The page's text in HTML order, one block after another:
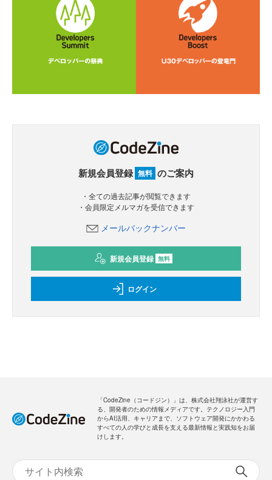
新規会員登録 無料 のご案内
・全ての過去記事が閲覧できます
・会員限定メルマガを受信できます
メールバックナンバー
新規会員登録 無料
ログイン
「CodeZine（コードジン）」は、株式会社翔泳社が運営す
る、開発者のための情報メディアです。テクノロジー入門
からAI活用、キャリアまで、ソフトウェア開発にかかわる
すべての人の学びと成長を支える最新情報と実践知をお届
けします。